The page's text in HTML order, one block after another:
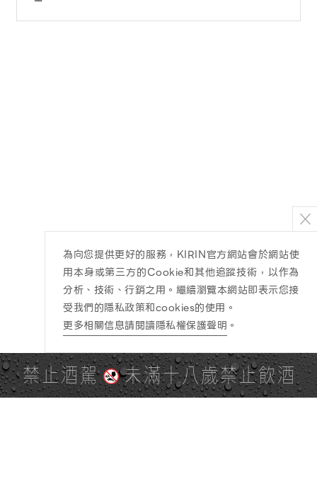
禁止酒駕 未滿十八歲禁止飲酒
為向您提供更好的服務，KIRIN官方網站會於網站使
用本身或第三方的Cookie和其他追蹤技術，以作為
分析、技術、行銷之用。繼續瀏覽本網站即表示您接
受我們的隱私政策和cookies的使用。
更多相關信息請閱讀隱私權保護聲明 。
PAGE TOP